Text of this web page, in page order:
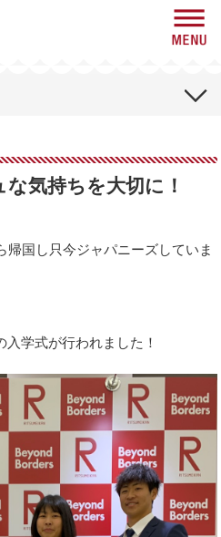
会
わせ
気持ちを大切に！
帰国し只今ジャパニーズしていま
学式が行われました！